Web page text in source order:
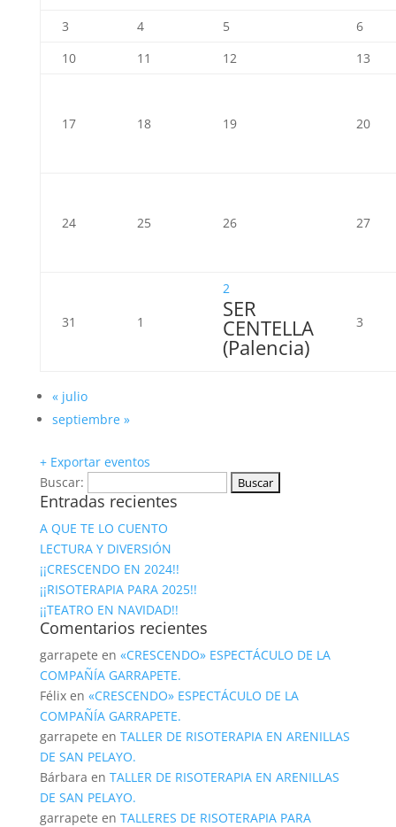
3 4 5
6
10
11 12 13
17 18 19 20
24 25 26 27
31 1
2
SER
CENTELLA
(Palencia)
3
«julio
septiembre »
+ Exportar eventos
Buscar:
Entradas recientes
A QUE TE LO CUENTO
LECTURA Y DIVERSIÓN
¡¡CRESCENDO EN 2024!!
¡¡RISOTERAPIA PARA 2025!!
¡¡TEATRO EN NAVIDAD!!
Comentarios recientes
garrapete en «CRESCENDO» ESPECTÁCULO DE LA
COMPAÑÍA GARRAPETE.
Félixen «CRESCENDO» ESPECTÁCULO DE LA
COMPAÑÍA GARRAPETE.
garrapete en TALLER DE RISOTERAPIA EN ARENILLAS
DE SAN PELAYO.
Bárbara en TALLER DE RISOTERAPIA EN ARENILLAS
DE SAN PELAYO.
garrapete en TALLERES DE RISOTERAPIA PARA